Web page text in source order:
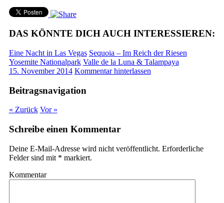
DAS KÖNNTE DICH AUCH INTERESSIEREN:
Eine Nacht in Las Vegas Sequoia – Im Reich der Riesen
Yosemite Nationalpark Valle de la Luna & Talampaya
15. November 2014 Kommentar hinterlassen
Beitragsnavigation
« Zurück Vor »
Schreibe einen Kommentar
Deine E-Mail-Adresse wird nicht veröffentlicht. Erforderliche
Felder sind mit * markiert.
Kommentar